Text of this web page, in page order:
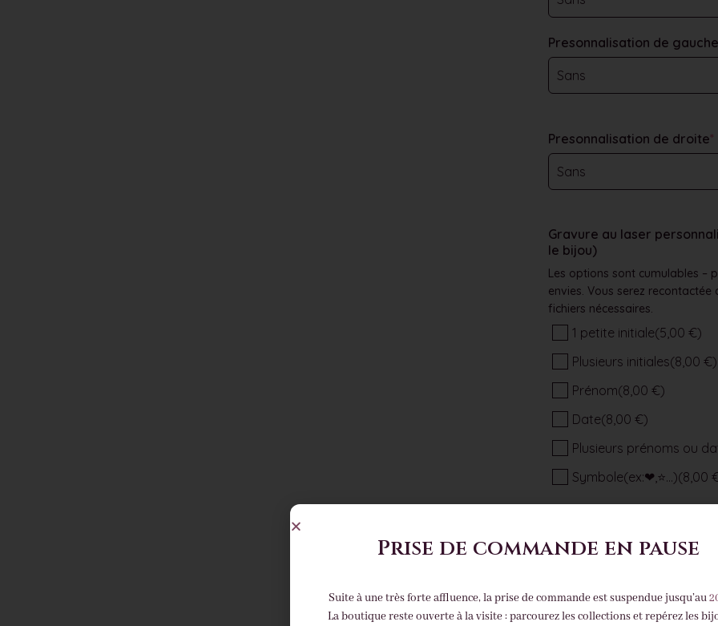
Presonnalisation de gauche
Presonnalisation de droite*
Gravure au laser
le bijou)
Les options sont cumulables –
envies. Vous serez
fichiers nécessaires.
1 petite initiale(5,00 €)
Plusieurs initiales(8,00 €)
Prénom(8,00 €)
Date(8,00 €)
Plusieurs prénoms ou
Symbole(ex:❤,⭐...)(8,00
Prise de commande en pause
Suite à une très forte affluence, la prise de commande est suspendue jusqu’au
La boutique reste ouverte à la visite : parcourez les collections et repérez les